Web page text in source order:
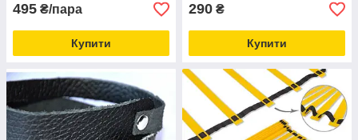
495 ₴/пара
Купити
290 ₴
Купити